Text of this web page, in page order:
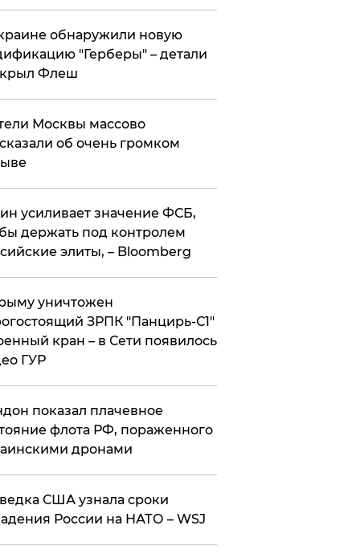
обнаружили новую
"Герберы" – детали
Флеш
Москвы массово
об очень громком
усиливает значение ФСБ,
держать под контролем
элиты, – Bloomberg
уничтожен
ЗРПК "Панцирь-С1"
кран – в Сети появилось
ГУР
показал плачевное
флота РФ, пораженного
дронами
США узнала сроки
России на НАТО – WSJ